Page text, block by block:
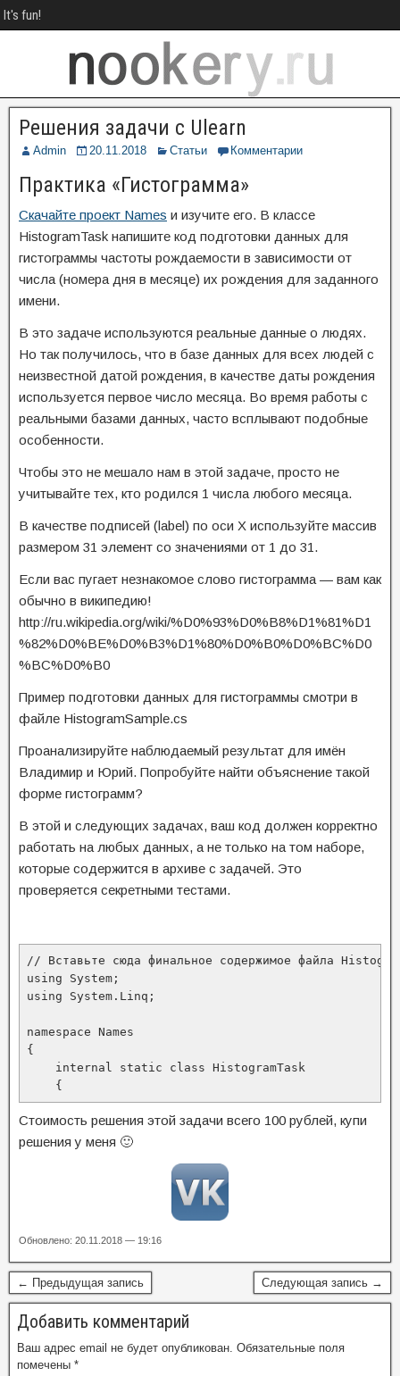
It's fun!
Решения задачи с Ulearn
Admin 20.11.2018 Статьи Комментарии
Практика «Гистограмма»
Скачайте проект Names и изучите его. В классе
HistogramTask напишите код подготовки данных для
гистограммы частоты рождаемости в зависимости от
числа (номера дня в месяце) их рождения для заданного
имени.
В это задаче используются реальные данные о людях.
Но так получилось, что в базе данных для всех людей с
неизвестной датой рождения, в качестве даты рождения
используется первое число месяца. Во время работы с
реальными базами данных, часто всплывают подобные
особенности.
Чтобы это не мешало нам в этой задаче, просто не
учитывайте тех, кто родился 1 числа любого месяца.
В качестве подписей (label) по оси X используйте массив
размером 31 элемент со значениями от 1 до 31.
Если вас пугает незнакомое слово гистограмма — вам как
обычно в википедию!
http://ru.wikipedia.org/wiki/%D0%93%D0%B8%D1%81%D1
%82%D0%BE%D0%B3%D1%80%D0%B0%D0%BC%D0
%BC%D0%B0
Пример подготовки данных для гистограммы смотри в
файле HistogramSample.cs
Проанализируйте наблюдаемый результат для имён
Владимир и Юрий. Попробуйте найти объяснение такой
форме гистограмм?
В этой и следующих задачах, ваш код должен корректно
работать на любых данных, а не только на том наборе,
которые содержится в архиве с задачей. Это
проверяется секретными тестами.
// Вставьте сюда финальное содержимое файла
using System;
using System.Linq;
namespace Names
{
    internal static class HistogramTask
    {
Стоимость решения этой задачи всего 100 рублей, купи
решения у меня 🙂
Обновлено: 20.11.2018 — 19:16
← Предыдущая запись Следующая запись →
Добавить комментарий
Ваш адрес email не будет опубликован. Обязательные поля
помечены *